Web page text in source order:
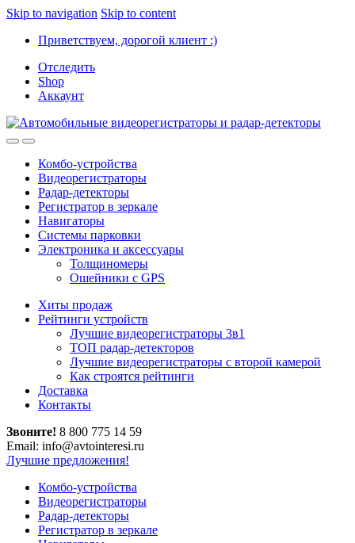
Skip to navigation Skip to content
Приветствуем, дорогой клиент :)
Отследить
Shop
Аккаунт
Комбо-устройства
Видеорегистраторы
Радар-детекторы
Регистратор в зеркале
Навигаторы
Системы парковки
Электроника и аксессуары
Толщиномеры
Ошейники с GPS
Хиты продаж
Рейтинги устройств
Лучшие видеорегистраторы 3в1
ТОП радар-детекторов
Лучшие видеорегистраторы с второй камерой
Как строятся рейтинги
Доставка
Контакты
Звоните! 8 800 775 14 59
Email: info@avtointeresi.ru
Лучшие предложения!
Комбо-устройства
Видеорегистраторы
Радар-детекторы
Регистратор в зеркале